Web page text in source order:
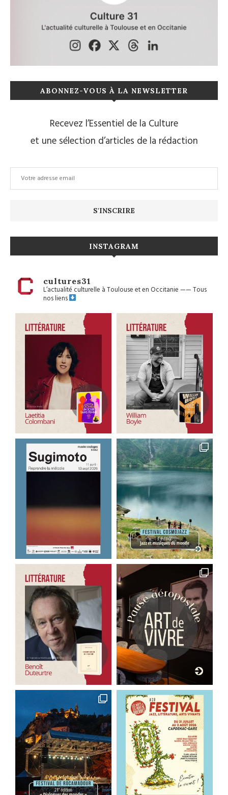
ABONNEZ-VOUS À LA NEWSLETTER
Recevez l’Essentiel de la Culture
et une sélection d’articles de la rédaction
INSTAGRAM
cultures31
L’actualité culturelle à Toulouse et en Occitanie——Tous
nos liens